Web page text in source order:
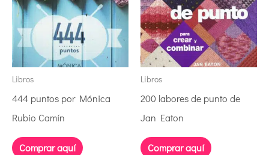
Libros
444 puntos por Mónica
Rubio Camín
Comprar aquí
Libros
200 labores de punto de
Jan Eaton
Comprar aquí